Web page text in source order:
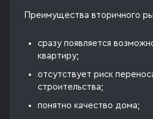
Преимущества вторичного
сразу появляется
квартиру;
отсутствует риск
строительства;
понятно качество дома;